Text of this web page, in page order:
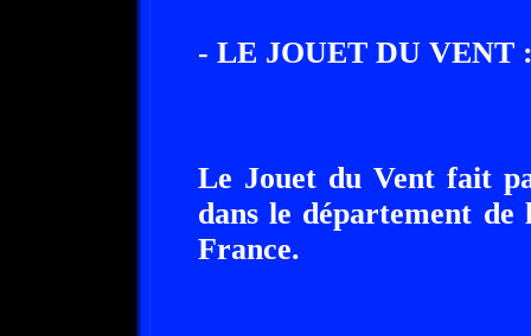
- LE JOUET DU VENT
Le Jouet du Vent fait
dans le département
France.